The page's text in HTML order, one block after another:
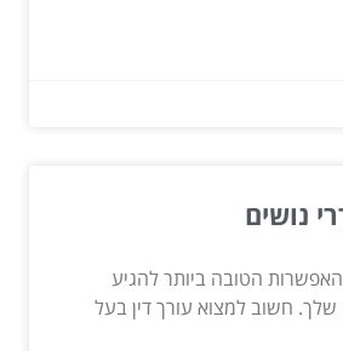
נושים
האפשרות הטובה ביותר להגיע
חשוב למצוא עורך דין בעל